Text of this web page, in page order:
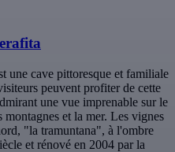
une cave pittoresque et familiale
peuvent profiter de cette
une vue imprenable sur le
et la mer. Les vignes
"la tramuntana", à l'ombre
et rénové en 2004 par la